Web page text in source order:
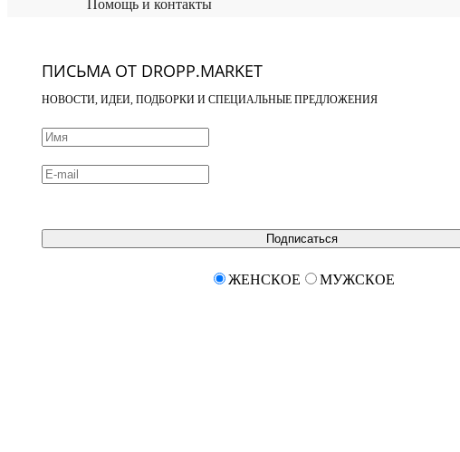
Помощь и контакты
ПИСЬМА ОТ DROPP.MARKET
НОВОСТИ, ИДЕИ, ПОДБОРКИ И СПЕЦИАЛЬНЫЕ ПРЕДЛОЖЕНИЯ
Подписаться
ЖЕНСКОЕ МУЖСКОЕ